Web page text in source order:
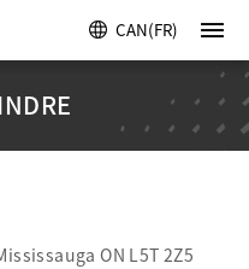
CAN(FR)
ON L5T 2Z5